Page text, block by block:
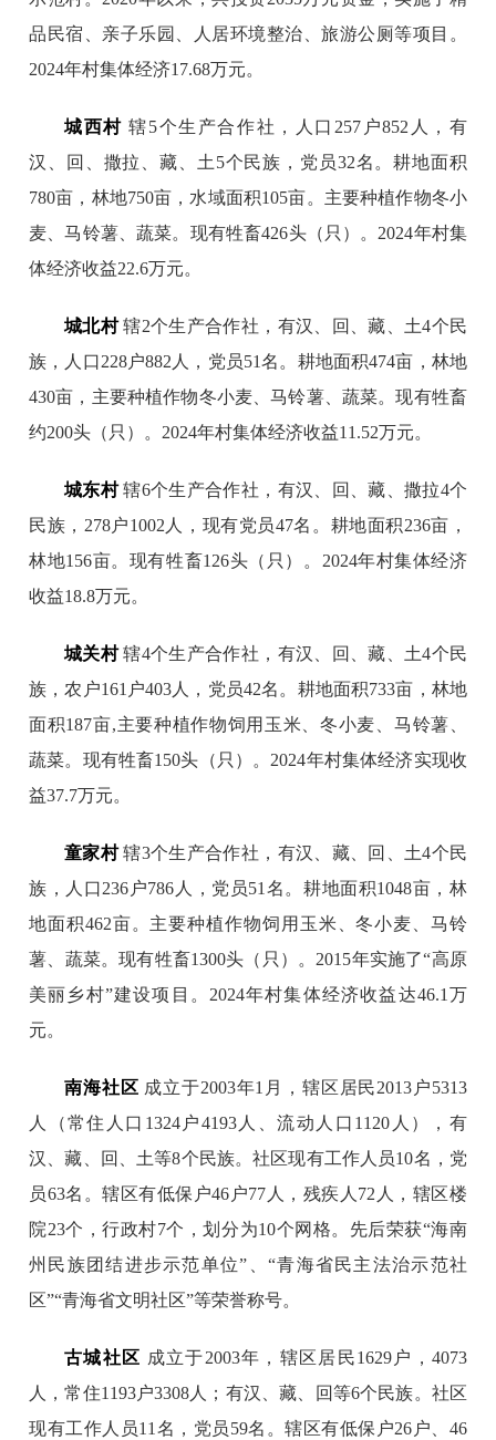
品民宿、亲子乐园、人居环境整治、旅游公厕等项目。
2024年村集体经济17.68万元。
城西村 辖5个生产合作社，人口257户852人，有
汉、回、撒拉、藏、土5个民族，党员32名。耕地面积
780亩，林地750亩，水域面积105亩。主要种植作物冬小
麦、马铃薯、蔬菜。现有牲畜426头（只）。2024年村集
体经济收益22.6万元。
城北村 辖2个生产合作社，有汉、回、藏、土4个民
族，人口228户882人，党员51名。耕地面积474亩，林地
430亩，主要种植作物冬小麦、马铃薯、蔬菜。现有牲畜
约200头（只）。2024年村集体经济收益11.52万元。
城东村 辖6个生产合作社，有汉、回、藏、撒拉4个
民族，278户1002人，现有党员47名。耕地面积236亩，
林地156亩。现有牲畜126头（只）。2024年村集体经济
收益18.8万元。
城关村 辖4个生产合作社，有汉、回、藏、土4个民
族，农户161户403人，党员42名。耕地面积733亩，林地
面积187亩,主要种植作物饲用玉米、冬小麦、马铃薯、
蔬菜。现有牲畜150头（只）。2024年村集体经济实现收
益37.7万元。
童家村 辖3个生产合作社，有汉、藏、回、土4个民
族，人口236户786人，党员51名。耕地面积1048亩，林
地面积462亩。主要种植作物饲用玉米、冬小麦、马铃
薯、蔬菜。现有牲畜1300头（只）。2015年实施了“高原
美丽乡村”建设项目。2024年村集体经济收益达46.1万
元。
南海社区 成立于2003年1月，辖区居民2013户5313
人（常住人口1324户4193人、流动人口1120人），有
汉、藏、回、土等8个民族。社区现有工作人员10名，党
员63名。辖区有低保户46户77人，残疾人72人，辖区楼
院23个，行政村7个，划分为10个网格。先后荣获“海南
州民族团结进步示范单位”、“青海省民主法治示范社
区”“青海省文明社区”等荣誉称号。
古城社区 成立于2003年，辖区居民1629户，4073
人，常住1193户3308人；有汉、藏、回等6个民族。社区
现有工作人员11名，党员59名。辖区有低保户26户、46